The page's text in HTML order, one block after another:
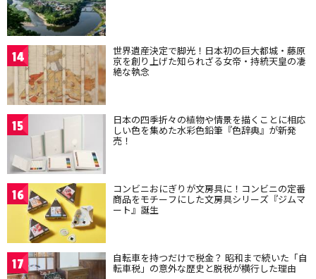
14 世界遺産決定で脚光！日本初の巨大都城・藤原
京を創り上げた知られざる女帝・持統天皇の凄
絶な執念
15 日本の四季折々の植物や情景を描くことに相応
しい色を集めた水彩色鉛筆『色辞典』が新発
売！
16 コンビニおにぎりが文房具に！コンビニの定番
商品をモチーフにした文房具シリーズ『ジムマ
ート』誕生
17 自転車を持つだけで税金？ 昭和まで続いた「自
転車税」の意外な歴史と脱税が横行した理由